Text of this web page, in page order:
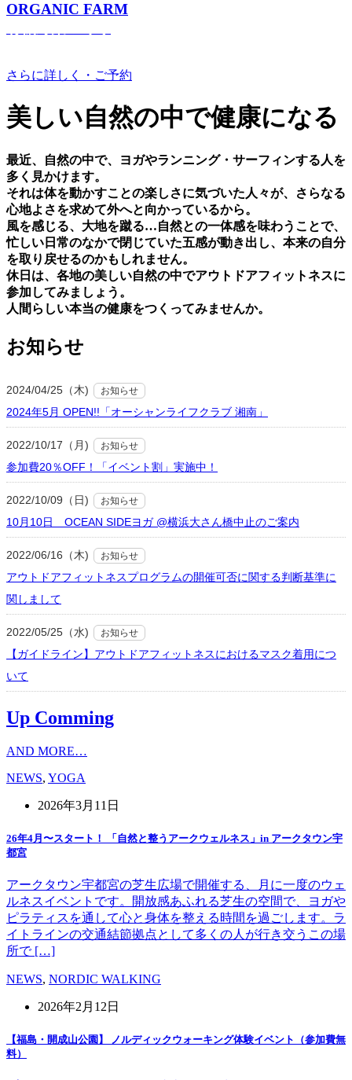
ORGANIC FARM
さらに詳しく・ご予約
美しい⾃然の中で健康になる
最近、⾃然の中で、ヨガやランニング・サーフィンする⼈を
多く⾒かけます。
それは体を動かすことの楽しさに気づいた⼈々が、さらなる
⼼地よさを求めて外へと向かっているから。
⾵を感じる、⼤地を蹴る…⾃然との⼀体感を味わうことで、
忙しい⽇常のなかで閉じていた五感が動き出し、本来の⾃分
を取り戻せるのかもしれません。
休⽇は、各地の美しい⾃然の中でアウトドアフィットネスに
参加してみましょう。
⼈間らしい本当の健康をつくってみませんか。
お知らせ
2024/04/25（木) お知らせ
2024年5月 OPEN!!「オーシャンライフクラブ 湘南」
2022/10/17（月) お知らせ
参加費20％OFF！「イベント割」実施中！
2022/10/09（日) お知らせ
10月10日 OCEAN SIDEヨガ @横浜大さん橋中止のご案内
2022/06/16（木) お知らせ
アウトドアフィットネスプログラムの開催可否に関する判断基準に
関しまして
2022/05/25（水) お知らせ
【ガイドライン】アウトドアフィットネスにおけるマスク着用につ
いて
Up Comming
AND MORE…
NEWS, YOGA
2026年3月11日
26年4月〜スタート！ 「自然と整うアークウェルネス」in アークタウン宇
都宮
アークタウン宇都宮の芝生広場で開催する、月に一度のウェ
ルネスイベントです。開放感あふれる芝生の空間で、ヨガや
ピラティスを通して心と身体を整える時間を過ごします。ラ
イトラインの交通結節拠点として多くの人が行き交うこの場
所で […]
NEWS, NORDIC WALKING
2026年2月12日
【福島・開成山公園】 ノルディックウォーキング体験イベント（参加費無
料）